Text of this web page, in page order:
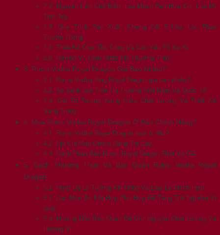
2.2. Nguyên Liệu Chế Biến: Lúa Mạch Đen Hữu Cơ, Lúa Mì
Tinh Túy
2.3. Quy Trình Sản Xuất: Chưng Cất 5 Lần, Lọc Than
Truyền Thống
2.4. Thiết Kế Chai Thủ Công Và Các Yếu Tố Xa Xỉ
2.5. Hương Vị, Cảm Nhận Khi Thưởng Thức
3. Rượu Vodka Royal Dragon Giá Bao Nhiêu?
3.1. Rượu Vodka rồng Royal Dragon giá bao nhiêu?
3.2. So Sánh Giá Trên Thị Trường Việt Nam Và Quốc Tế
3.3. Giá Trị Tương Xứng Giữa Chất Lượng Và Thiết Kế
Sang Trọng
4. Mua Rượu Vodka Royal Dragon Ở Đâu Chính Hãng?
4.1. Rượu Vodka Royal Dragon mua ở đâu?
4.2. Địa Chỉ Mua Online Đáng Tin Cậy
4.3. Cách Phân Biệt Rượu Royal Dragon Thật Và Giả
5. Cách Thưởng Thức Và Bảo Quản Rượu Vodka Royal
Dragon
5.1. Nhiệt Độ Lý Tưởng Khi Uống Và Loại Ly Thích Hợp
5.2. Các Món Ăn Kết Hợp Phù Hợp Để Tăng Trải Nghiệm Vị
Giác
5.3. Hướng Dẫn Bảo Quản Để Giữ Nguyên Chất Lượng Và
Hương Vị